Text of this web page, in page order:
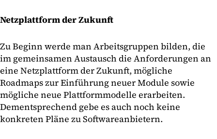
Netzplattform der Zukunft
Zu Beginn werde man Arbeitsgruppen bilden, die
im gemeinsamen Austausch die Anforderungen an
eine Netzplattform der Zukunft, mögliche
Roadmaps zur Einführung neuer Module sowie
mögliche neue Plattformmodelle erarbeiten.
Dementsprechend gebe es auch noch keine
konkreten Pläne zu Softwareanbietern.